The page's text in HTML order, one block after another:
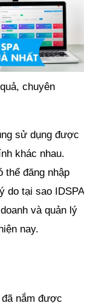
chuyên
sử dụng được
khác nhau.
thể đăng nhập
do tại sao IDSPA
và quản lý
nay.
nắm được